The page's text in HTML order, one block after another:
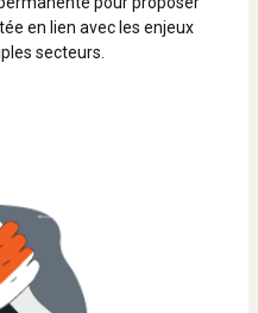
en lien avec les enjeux
secteurs.